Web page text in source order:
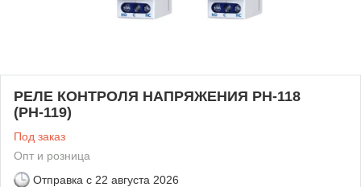
РЕЛЕ КОНТРОЛЯ НАПРЯЖЕНИЯ РН-118
(РН-119)
Под заказ
Опт и розница
Отправка с 22 августа 2026